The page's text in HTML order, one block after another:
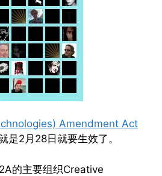
Amendment Act
是2月28日就要生效了。
的主要组织Creative